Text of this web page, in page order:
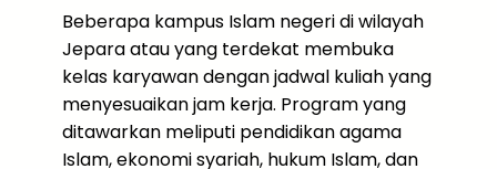
Beberapa kampus Islam negeri di wilayah
Jepara atau yang terdekat membuka
kelas karyawan dengan jadwal kuliah yang
menyesuaikan jam kerja. Program yang
ditawarkan meliputi pendidikan agama
Islam, ekonomi syariah, hukum Islam, dan